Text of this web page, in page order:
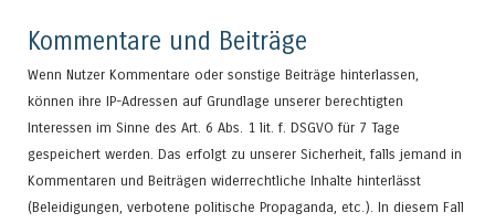
Kommentare und Beiträge
Wenn Nutzer Kommentare oder sonstige Beiträge hinterlassen,
können ihre IP-Adressen auf Grundlage unserer berechtigten
Interessen im Sinne des Art. 6 Abs. 1 lit. f. DSGVO für 7 Tage
gespeichert werden. Das erfolgt zu unserer Sicherheit, falls jemand in
Kommentaren und Beiträgen widerrechtliche Inhalte hinterlässt
(Beleidigungen, verbotene politische Propaganda, etc.). In diesem Fall